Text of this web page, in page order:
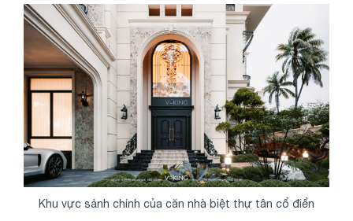
Khu vực sảnh chính của căn nhà biệt thự tân cổ điển